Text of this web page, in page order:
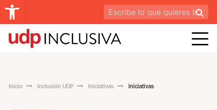
Inicio Inclusión UDP Iniciativas Iniciativas